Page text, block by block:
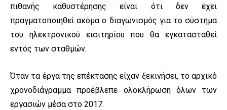
πιθανής καθυστέρησης είναι ότι δεν έχει
πραγματοποιηθεί ακόμα ο διαγωνισμός για το σύστημα
του ηλεκτρονικού εισιτηρίου που θα εγκατασταθεί
εντός των σταθμών.
Όταν τα έργα της επέκτασης είχαν ξεκινήσει, το αρχικό
χρονοδιάγραμμα προέβλεπε ολοκλήρωση όλων των
εργασιών μέσα στο 2017.